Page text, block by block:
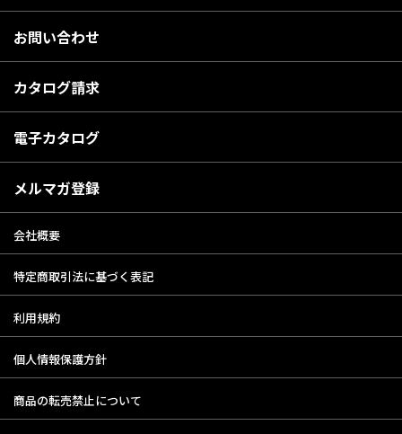
お問い合わせ
カタログ請求
電子カタログ
メルマガ登録
会社概要
特定商取引法に基づく表記
利用規約
個人情報保護方針
商品の転売禁止について